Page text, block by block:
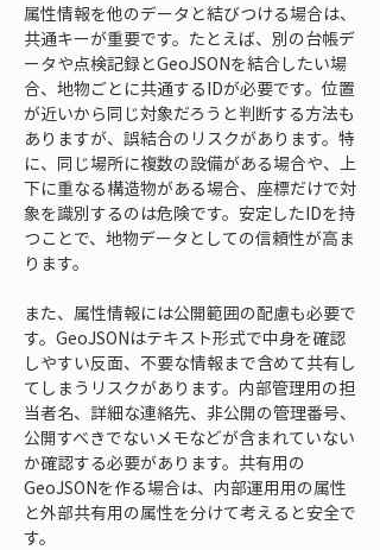
属性情報を他のデータと結びつける場合は、
共通キーが重要です。たとえば、別の台帳デ
ータや点検記録とGeoJSONを結合したい場
合、地物ごとに共通するIDが必要です。位置
が近いから同じ対象だろうと判断する方法も
ありますが、誤結合のリスクがあります。特
に、同じ場所に複数の設備がある場合や、上
下に重なる構造物がある場合、座標だけで対
象を識別するのは危険です。安定したIDを持
つことで、地物データとしての信頼性が高ま
ります。
また、属性情報には公開範囲の配慮も必要で
す。GeoJSONはテキスト形式で中身を確認
しやすい反面、不要な情報まで含めて共有し
てしまうリスクがあります。内部管理用の担
当者名、詳細な連絡先、非公開の管理番号、
公開すべきでないメモなどが含まれていない
か確認する必要があります。共有用の
GeoJSONを作る場合は、内部運用用の属性
と外部共有用の属性を分けて考えると安全で
す。